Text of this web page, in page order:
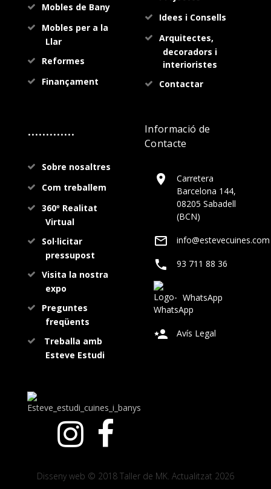
Mobles de Bany
Mobles per a la
Llar
Reformes
Finançament
Idees i Consells
Arquitectes,
decoradors i
interioristes
Contactar
.............
Sobre nosaltres
Com treballem
360º Realitat
Virtual
Sol·licitar
pressupost
Visita la nostra
expo
Preguntes
freqüents
Treballa amb
Esteve Estudi
Informació de
Contacte
Carretera
Barcelona 144,
08205 Sabadell
(BCN)
info@estevecuines.com
93 711 88 36
WhatsApp
Avís Legal
Disseny web © 2018 Taller de MK. Actualitzat 2026